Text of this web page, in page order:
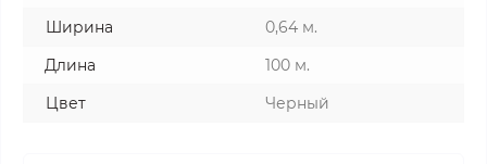
Ширина
0,64 м.
Длина
100 м.
Цвет
Черный